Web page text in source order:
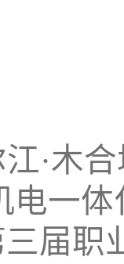
·木
电一
三届